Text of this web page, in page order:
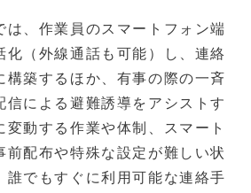
は、作業員のスマートフォン端
化（外線通話も可能）し、連絡
構築するほか、有事の際の一斉
信による避難誘導をアシストす
変動する作業や体制、スマート
前配布や特殊な設定が難しい状
誰でもすぐに利用可能な連絡手